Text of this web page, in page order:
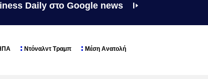
Daily στο Google news
Ντόναλντ Τραμπ Μέση Ανατολή